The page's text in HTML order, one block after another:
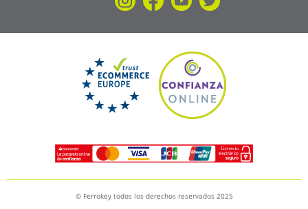
© Ferrokey todos los derechos reservados 2025